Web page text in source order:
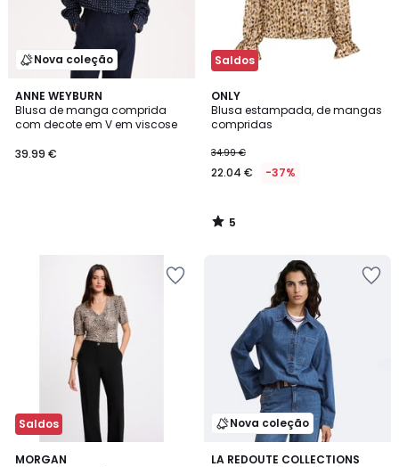
Nova coleção
ANNE WEYBURN
Blusa de manga comprida
com decote em V em viscose
39.99 €
Saldos
ONLY
Blusa estampada, de mangas
compridas
34.99 €
22.04 € -37%
5
/
5
5
/
Saldos
MORGAN
Nova coleção
LA REDOUTE COLLECTIONS